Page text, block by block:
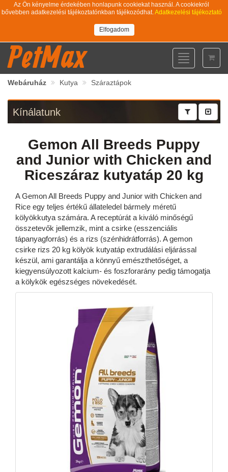
Az Ön kényelme érdekében honlapunk cookiekat használ. A cookiekról
bővebben adatkezelési tájékoztatónkban tájékozódhat.Adatkezelési tájékoztató
Elfogadom
PetMax
Toggle
navigation
Webáruház
Kutya Száraztápok
Kínálatunk
Gemon All Breeds Puppy
and Junior with Chicken and
Riceszáraz kutyatáp 20 kg
A Gemon All Breeds Puppy and Junior with Chicken and
Rice egy teljes értékű állateledel bármely méretű
kölyökkutya számára. A receptúrát a kiváló minőségű
összetevők jellemzik, mint a csirke (esszenciális
tápanyagforrás) és a rizs (szénhidrátforrás). A gemon
csirke rizs 20 kg kölyök kutyatáp extrudálási eljárással
készül, ami garantálja a könnyű emészthetőséget, a
kiegyensúlyozott kalcium- és foszforarány pedig támogatja
a kölykök egészséges növekedését.